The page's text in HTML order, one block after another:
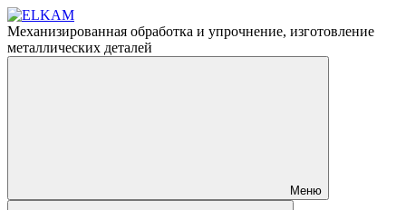
Механизированная обработка и упрочнение, изготовление
металлических деталей
Меню